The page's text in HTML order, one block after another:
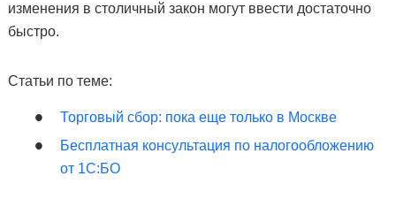
изменения в столичный закон могут ввести достаточно
быстро.
Статьи по теме:
Торговый сбор: пока еще только в Москве
Бесплатная консультация по налогообложению
от 1С:БО